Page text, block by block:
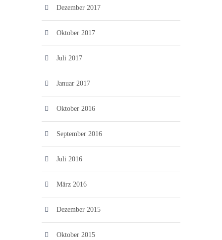
Dezember 2017
Oktober 2017
Juli 2017
Januar 2017
Oktober 2016
September 2016
Juli 2016
März 2016
Dezember 2015
Oktober 2015